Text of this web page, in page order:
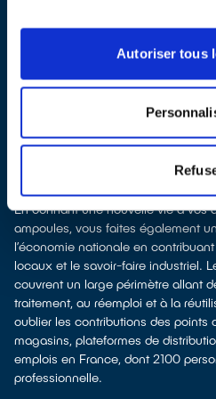
Autoriser tous
Recycler, c’est économiser les
pollution et consommatrice de
le don permet d’éviter la
le recyclage permet d'éviter
brutes, leur transformation et leur
des matières recyclées, ce qui
préserve nos ressources naturelles.
Recycler c’est favoriser les emplois
En donnant une nouvelle vie à vos
ampoules, vous faites également
l’économie nationale en
locaux et le savoir-faire industriel.
couvrent un large périmètre allant
traitement, au réemploi et à la
oublier les contributions des points
magasins, plateformes de
emplois en France, dont 2100
professionnelle.